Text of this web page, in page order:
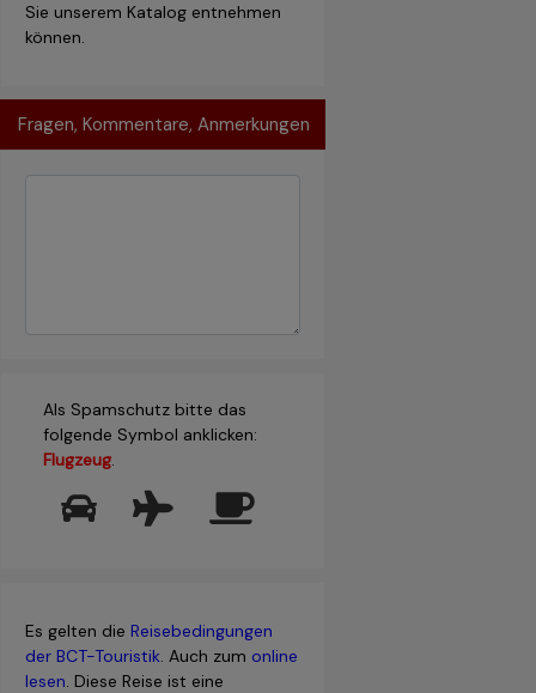
Sie unserem Katalog entnehmen
können.
Fragen, Kommentare, Anmerkungen
Als Spamschutz bitte das
folgende Symbol anklicken:
Flugzeug.
Es gelten die Reisebedingungen
der BCT-Touristik. Auch zum online
lesen. Diese Reise ist eine